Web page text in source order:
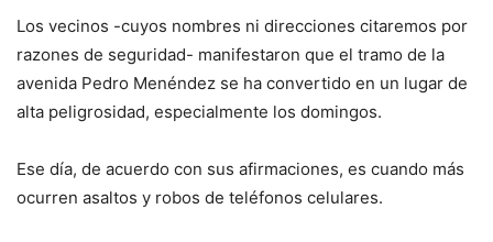
Los vecinos -cuyos nombres ni direcciones citaremos por
razones de seguridad- manifestaron que el tramo de la
avenida Pedro Menéndez se ha convertido en un lugar de
alta peligrosidad, especialmente los domingos.
Ese día, de acuerdo con sus afirmaciones, es cuando más
ocurren asaltos y robos de teléfonos celulares.